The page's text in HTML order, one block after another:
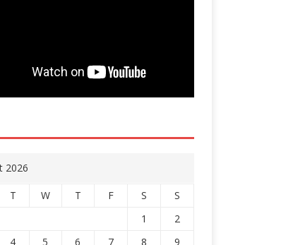
2026
T W T F S
S
1
2
4 5 6 7 8 9